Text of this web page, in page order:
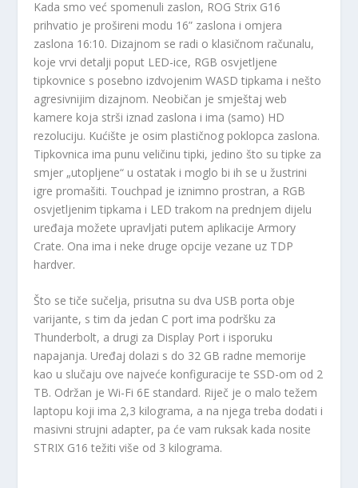
Kada smo već spomenuli zaslon, ROG Strix G16
prihvatio je prošireni modu 16” zaslona i omjera
zaslona 16:10. Dizajnom se radi o klasičnom računalu,
koje vrvi detalji poput LED-ice, RGB osvjetljene
tipkovnice s posebno izdvojenim WASD tipkama i nešto
agresivnijim dizajnom. Neobičan je smještaj web
kamere koja strši iznad zaslona i ima (samo) HD
rezoluciju. Kućište je osim plastičnog poklopca zaslona.
Tipkovnica ima punu veličinu tipki, jedino što su tipke za
smjer „utopljene“ u ostatak i moglo bi ih se u žustrini
igre promašiti. Touchpad je iznimno prostran, a RGB
osvjetljenim tipkama i LED trakom na prednjem dijelu
uređaja možete upravljati putem aplikacije Armory
Crate. Ona ima i neke druge opcije vezane uz TDP
hardver.
Što se tiče sučelja, prisutna su dva USB porta obje
varijante, s tim da jedan C port ima podršku za
Thunderbolt, a drugi za Display Port i isporuku
napajanja. Uređaj dolazi s do 32 GB radne memorije
kao u slučaju ove najveće konfiguracije te SSD-om od 2
TB. Održan je Wi-Fi 6E standard. Riječ je o malo težem
laptopu koji ima 2,3 kilograma, a na njega treba dodati i
masivni strujni adapter, pa će vam ruksak kada nosite
STRIX G16 težiti više od 3 kilograma.